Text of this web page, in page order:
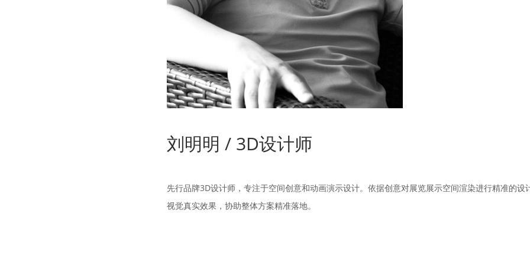
刘明明 / 3D设计师
先行品牌3D设计师，专注于空间创意和动画演示设计。依据创意对展览展示空间渲染进行精准的设
视觉真实效果，协助整体方案精准落地。